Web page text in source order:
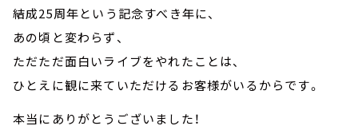
結成25周年という記念すべき年に、
あの頃と変わらず、
ただただ面白いライブをやれたことは、
ひとえに観に来ていただけるお客様がいるからです。
本当にありがとうございました！